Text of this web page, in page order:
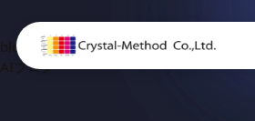
blog
AIブログ